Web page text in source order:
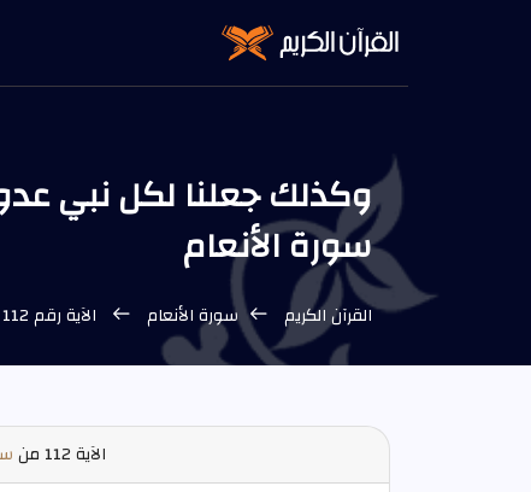
سورة الأنعام
القرآن الكريم سورة الأنعام الآية رقم 112 من سورة الأنعام
الآية